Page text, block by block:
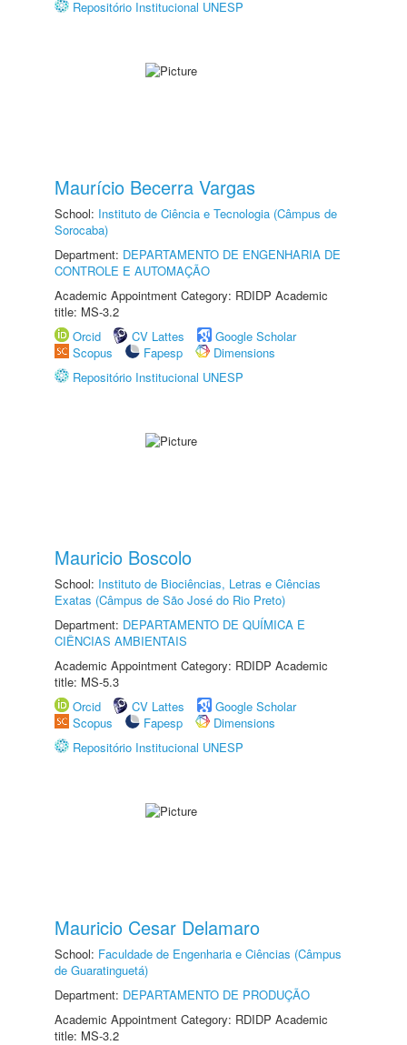
Repositório Institucional UNESP
Maurício Becerra Vargas
School: Instituto de Ciência e Tecnologia (Câmpus de
Sorocaba)
Department: DEPARTAMENTO DE ENGENHARIA DE
CONTROLE E AUTOMAÇÃO
Academic Appointment Category: RDIDP Academic
title: MS-3.2
Orcid
CV Lattes
Google Scholar
Scopus
Fapesp
Dimensions
Repositório Institucional UNESP
Mauricio Boscolo
School: Instituto de Biociências, Letras e Ciências
Exatas (Câmpus de São José do Rio Preto)
Department: DEPARTAMENTO DE QUÍMICA E
CIÊNCIAS AMBIENTAIS
Academic Appointment Category: RDIDP Academic
title: MS-5.3
Orcid
CV Lattes
Google Scholar
Scopus
Fapesp
Dimensions
Repositório Institucional UNESP
Mauricio Cesar Delamaro
School: Faculdade de Engenharia e Ciências (Câmpus
de Guaratinguetá)
Department: DEPARTAMENTO DE PRODUÇÃO
Academic Appointment Category: RDIDP Academic
title: MS-3.2